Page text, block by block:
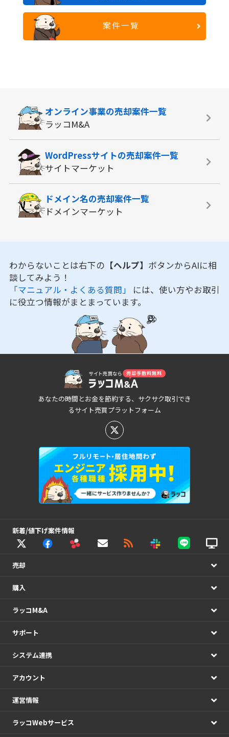
案件一覧
オンライン事業の売却案件一覧
ラッコM&A
WordPressサイトの売却案件一覧
サイトマーケット
ドメイン名の売却案件一覧
ドメインマーケット
わからないことは右下の 【ヘルプ】 ボタンからAIに相
談してみよう！
「マニュアル・よくある質問」 には、使い方やお取引
に役立つ情報がまとまっています。
あなたの時間とお金を節約する、サクサク取引でき
るサイト売買プラットフォーム
新着/値下げ案件情報
売却
購入
ラッコM&A
サポート
システム連携
アカウント
運営情報
ラッコWebサービス